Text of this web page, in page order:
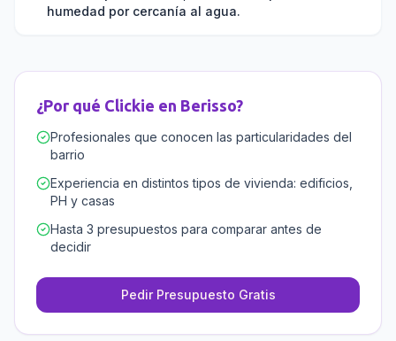
humedad por cercanía al agua.
¿Por qué Clickie en Berisso?
Profesionales que conocen las particularidades del
barrio
Experiencia en distintos tipos de vivienda: edificios,
PH y casas
Hasta 3 presupuestos para comparar antes de
decidir
Pedir Presupuesto Gratis